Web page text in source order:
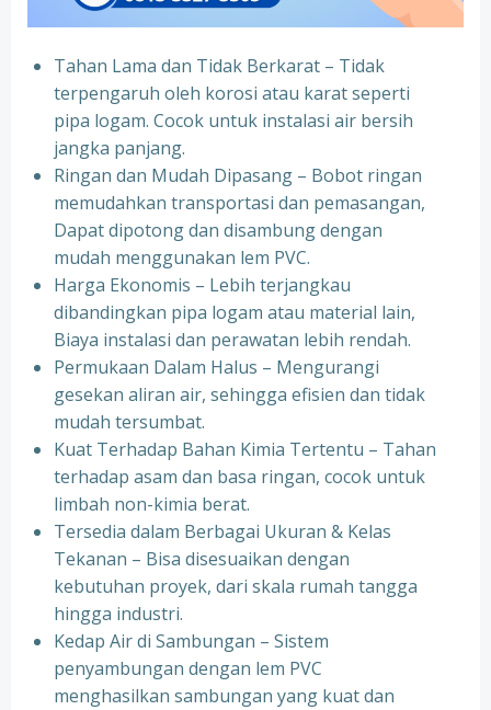
Tahan Lama dan Tidak Berkarat – Tidak
terpengaruh oleh korosi atau karat seperti
pipa logam. Cocok untuk instalasi air bersih
jangka panjang.
Ringan dan Mudah Dipasang – Bobot ringan
memudahkan transportasi dan pemasangan,
Dapat dipotong dan disambung dengan
mudah menggunakan lem PVC.
Harga Ekonomis – Lebih terjangkau
dibandingkan pipa logam atau material lain,
Biaya instalasi dan perawatan lebih rendah.
Permukaan Dalam Halus – Mengurangi
gesekan aliran air, sehingga efisien dan tidak
mudah tersumbat.
Kuat Terhadap Bahan Kimia Tertentu – Tahan
terhadap asam dan basa ringan, cocok untuk
limbah non-kimia berat.
Tersedia dalam Berbagai Ukuran & Kelas
Tekanan – Bisa disesuaikan dengan
kebutuhan proyek, dari skala rumah tangga
hingga industri.
Kedap Air di Sambungan – Sistem
penyambungan dengan lem PVC
menghasilkan sambungan yang kuat dan